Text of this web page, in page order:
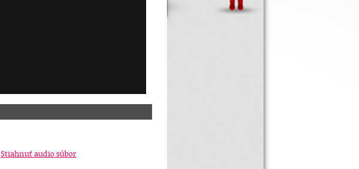
Stiahnuť audio súbor